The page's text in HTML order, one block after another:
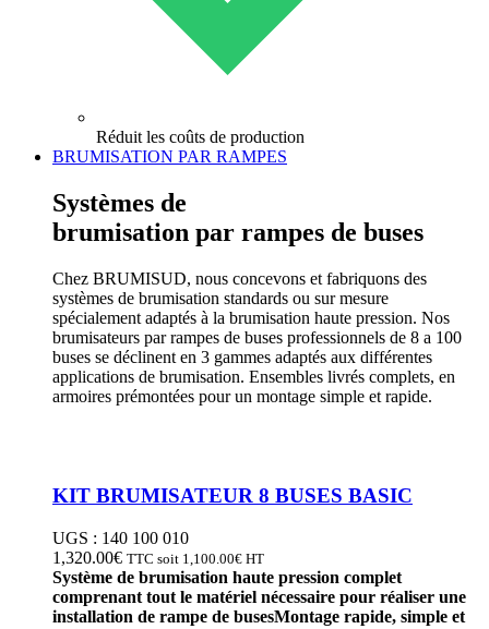
Réduit les coûts de production
BRUMISATION PAR RAMPES
Systèmes de
brumisation par rampes de buses
Chez BRUMISUD, nous concevons et fabriquons des
systèmes de brumisation standards ou sur mesure
spécialement adaptés à la brumisation haute pression. Nos
brumisateurs par rampes de buses professionnels de 8 a 100
buses se déclinent en 3 gammes adaptés aux différentes
applications de brumisation. Ensembles livrés complets, en
armoires prémontées pour un montage simple et rapide.
KIT BRUMISATEUR 8 BUSES BASIC
UGS : 140 100 010
1,320.00€ TTC soit 1,100.00€ HT
Système de brumisation haute pression complet
comprenant tout le matériel nécessaire pour réaliser une
installation de rampe de busesMontage rapide, simple et